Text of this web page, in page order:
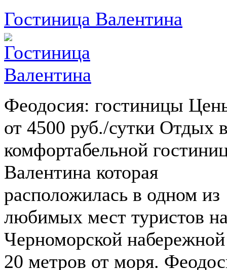
Гостиница Валентина
Феодосия: гостиницы
от 4500 руб./сутки Отдых
комфортабельной
Валентина которая
расположилась в одном из
любимых мест туристов
Черноморской
20 метров от моря.